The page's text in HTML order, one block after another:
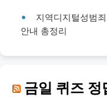
지역디지털성범
안내 총정리
금일 퀴즈 정